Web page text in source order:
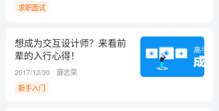
求职面试
想成为交互设计师？来看前
辈的入行心得！
2017/12/30
薛志荣
新手入门